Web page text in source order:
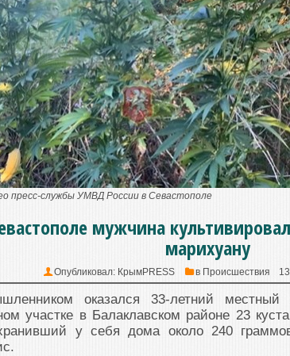
пресс-службы УМВД России в Севастополе
мужчина
марихуану
Опубликовал: КрымPRESS в Происшествия
оказался 33-летний
участке в Балаклавском районе 23
у себя дома около 240 граммов